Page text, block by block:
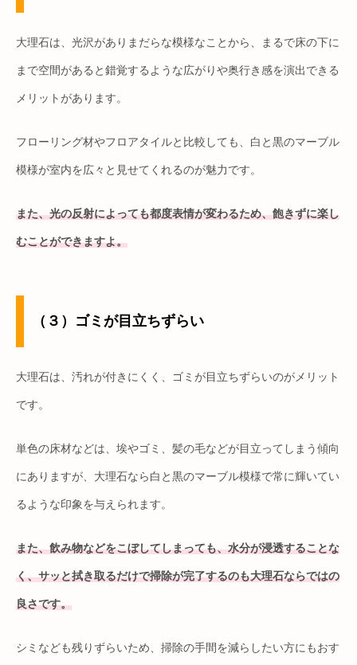
大理石は、光沢がありまだらな模様なことから、まるで床の下に
まで空間があると錯覚するような広がりや奥行き感を演出できる
メリットがあります。
フローリング材やフロアタイルと比較しても、白と黒のマーブル
模様が室内を広々と見せてくれるのが魅力です。
また、光の反射によっても都度表情が変わるため、飽きずに楽し
むことができますよ。
（３）ゴミが目立ちずらい
大理石は、汚れが付きにくく、ゴミが目立ちずらいのがメリット
です。
単色の床材などは、埃やゴミ、髪の毛などが目立ってしまう傾向
にありますが、大理石なら白と黒のマーブル模様で常に輝いてい
るような印象を与えられます。
また、飲み物などをこぼしてしまっても、水分が浸透することな
く、サッと拭き取るだけで掃除が完了するのも大理石ならではの
良さです。
シミなども残りずらいため、掃除の手間を減らしたい方にもおす